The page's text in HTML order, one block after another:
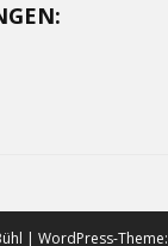
| WordPress-Theme: